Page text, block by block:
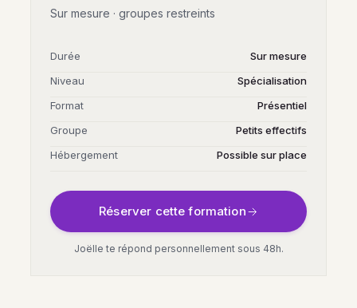
Sur mesure · groupes restreints
Durée
Sur mesure
Niveau
Spécialisation
Format
Présentiel
Groupe
Petits effectifs
Hébergement
Possible sur place
Réserver cette formation
Joëlle te répond personnellement sous 48h.